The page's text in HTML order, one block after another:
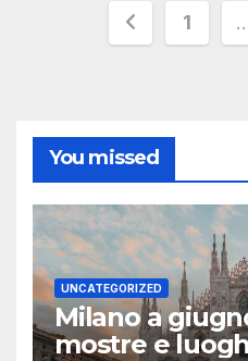
1
You missed
UNCATEGORIZED
Milano a
mostre e